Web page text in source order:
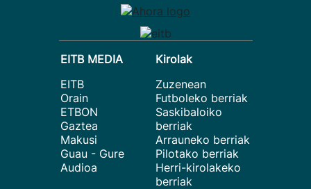
EITB MEDIA
EITB
Orain
ETBON
Gaztea
Makusi
Guau - Gure
Audioa
Kirolak
Zuzenean
Futboleko berriak
Saskibaloiko
berriak
Arrauneko berriak
Pilotako berriak
Herri-kirolakeko
berriak